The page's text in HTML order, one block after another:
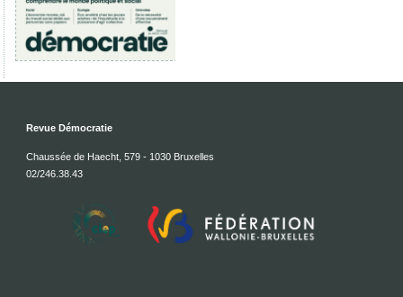
Revue Démocratie
Chaussée de Haecht, 579 - 1030 Bruxelles
02/246.38.43